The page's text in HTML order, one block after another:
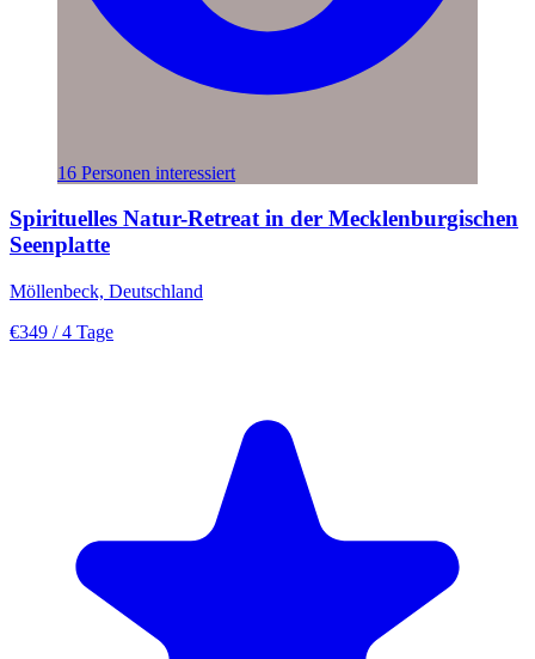
16 Personen interessiert
Spirituelles Natur-Retreat in der Mecklenburgischen
Seenplatte
Möllenbeck, Deutschland
€349 / 4 Tage